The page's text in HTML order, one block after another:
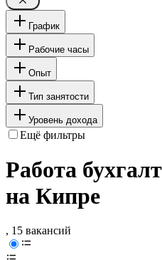
График
Рабочие часы
Опыт
Тип занятости
Уровень дохода
Ещё фильтры
Работа
на Кипре
, 15 вакансий